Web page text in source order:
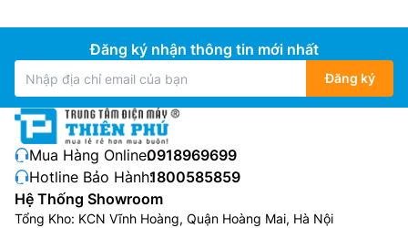
Đăng ký nhận thông tin mới nhất
Đăng ký
Mua Hàng Online:0918969699
Hotline Bảo Hành:1800585859
Hệ Thống Showroom
Tổng Kho: KCN Vĩnh Hoàng, Quận Hoàng Mai, Hà Nội